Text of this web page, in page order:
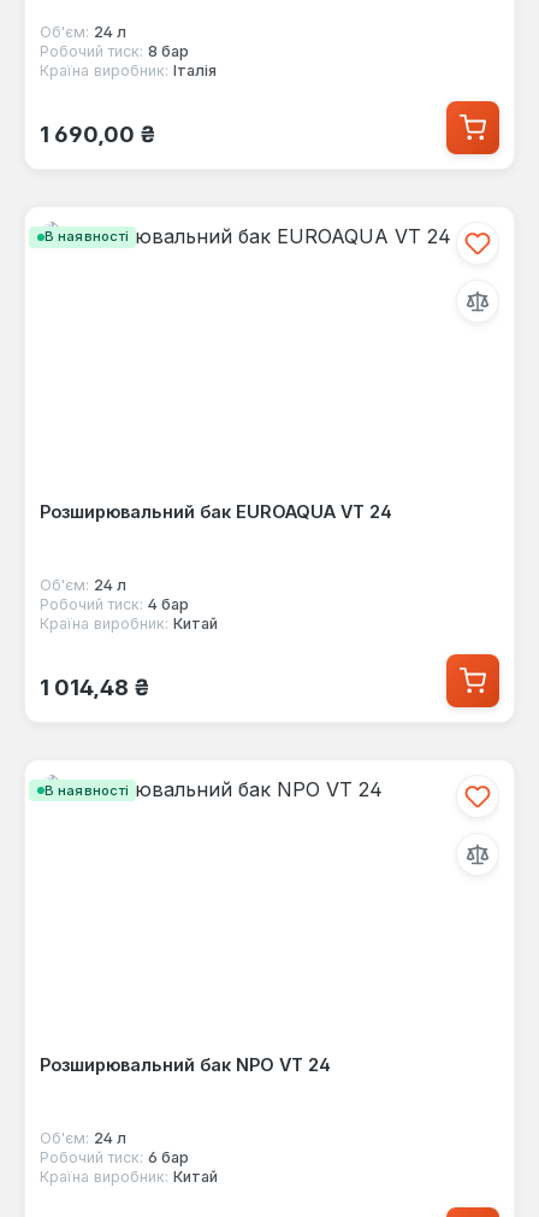
Об'єм: 24 л
Робочий тиск: 8 бар
Країна виробник: Італія
Звичайна ціна:
1 690,00 ₴
В наявності
Розширювальний бак EUROAQUA VT 24
Об'єм: 24 л
Робочий тиск: 4 бар
Країна виробник: Китай
Звичайна ціна:
1 014,48 ₴
В наявності
Розширювальний бак NPO VT 24
Об'єм: 24 л
Робочий тиск: 6 бар
Країна виробник: Китай